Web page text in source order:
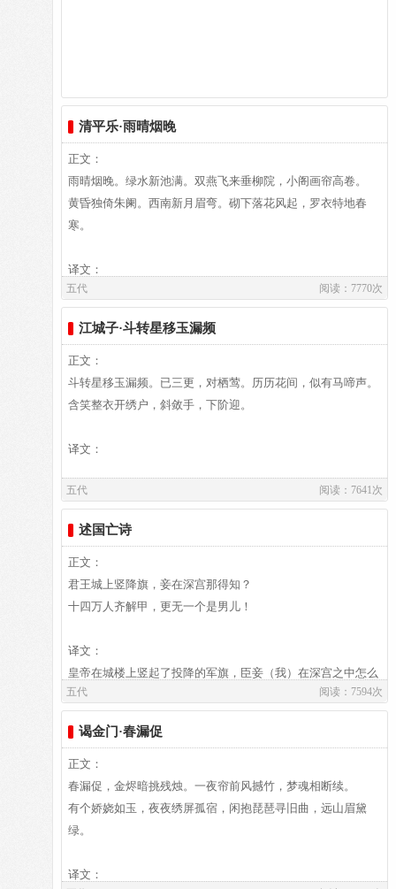
年）以小臣给事内庭。久之，擢茂州刺史。后蜀建国，敻又事
孟知祥，累官至太尉。性好诙谐，仁前蜀时，见武官多拳勇之
夫，遂作武举谍以讥刺他们，一时传笑。敻工词，作风间似温
庭筠，今存五十五首（见花间集及唐五代词）。
清平乐·雨晴烟晚
正文：
雨晴烟晚。绿水新池满。双燕飞来垂柳院，小阁画帘高卷。
黄昏独倚朱阑。西南新月眉弯。砌下落花风起，罗衣特地春
寒。
译文：
译文及注释：
译文
雨后初晴，傍晚淡烟弥漫，碧绿的春水涨满新池。双燕飞回柳
树低垂的庭院，小小的阁楼里画帘高高卷起。
的落花随风飞舞，罗衣显得格外寒冷。
①砌：台阶。
②特地：特别。
③砌：台阶。
④朱阑：一作“朱栏”，红色的栏杆。
参考资料：
作者介绍：
冯延巳,冯延巳 （903--960）又名延嗣，字正中，五代广陵
（今江苏省扬州市）人。在南唐做过宰相，生活过得很优裕、
舒适。他的词多写闲情逸致辞，文人的气息很浓，对北宋初期
的词人有比较大的影响。宋初《钓矶立谈》评其“学问渊博，
文章颖发，辩说纵横”，其词集名《阳春集》。
五代 阅读：7770次
江城子·斗转星移玉漏频
正文：
斗转星移玉漏频。已三更，对栖莺。历历花间，似有马啼声。
含笑整衣开绣户，斜敛手，下阶迎。
译文：
译文
时间一点一点过去，已经到了三更时间，面对对面树上栖息着
的黄莺，独自忧伤。在花的远处，传来一阵清晰的马蹄声。女
孩不由得笑了，整理好衣襟配饰，面向男孩前来的方向拱拱
注释
①玉漏频：指计时的漏声频频传来。均指时间的推移。
②历历：分明可数，形容马蹄声非常清晰。
③绣户：绣花的门帘。 敛手：拱手，表示恭敬。
参考资料：
绩。郓州须昌（今山东东平）人。幼时颖敏好学，十七岁举明
五代 阅读：7641次
述国亡诗
正文：
君王城上竖降旗，妾在深宫那得知？
十四万人齐解甲，更无一个是男儿！
译文：
皇帝在城楼上竖起了投降的军旗，臣妾（我）在深宫之中怎么
能知道？
是真正的大丈夫！
本页内容由禤翾上传，版权归原作者禤翾所有。本站免费发布仅供
service@gushiwen.org
五代 阅读：7594次
谒金门·春漏促
正文：
春漏促，金烬暗挑残烛。一夜帘前风撼竹，梦魂相断续。
有个娇娆如玉，夜夜绣屏孤宿，闲抱琵琶寻旧曲，远山眉黛
绿。
译文：